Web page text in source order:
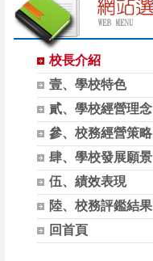
校長介紹
壹、學校特色
貳、學校經營理念
參、校務經營策略
肆、學校發展願景
伍、績效表現
陸、校務評鑑結果
回首頁